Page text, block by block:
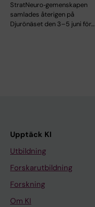
StratNeuro‑gemenskapen
samlades återigen på
Djurönäset den 3–5 juni för…
Upptäck KI
Utbildning
Forskarutbildning
Forskning
Om KI